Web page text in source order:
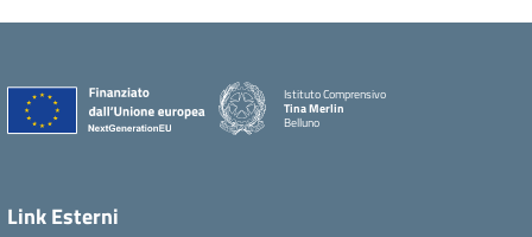
Istituto Comprensivo
Tina Merlin
Belluno
Link Esterni